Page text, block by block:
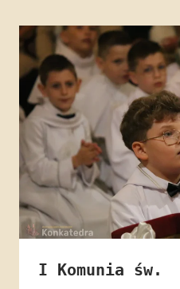
I Komunia św.